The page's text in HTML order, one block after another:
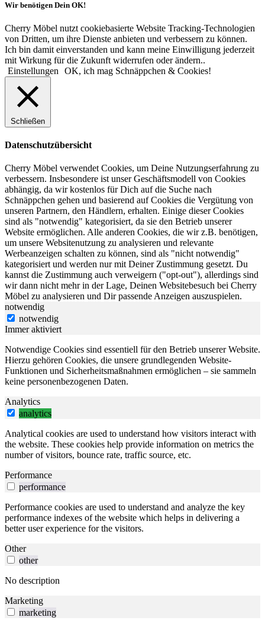
Wir benötigen Dein OK!
Cherry Möbel nutzt cookiebasierte Website Tracking-Technologien
von Dritten, um ihre Dienste anbieten und verbessern zu können.
Ich bin damit einverstanden und kann meine Einwilligung jederzeit
mit Wirkung für die Zukunft widerrufen oder ändern..
Einstellungen
OK, ich mag Schnäppchen & Cookies!
Schließen
Datenschutzübersicht
Cherry Möbel verwendet Cookies, um Deine Nutzungserfahrung zu
verbessern. Insbesondere ist unser Geschäftsmodell von Cookies
abhängig, da wir kostenlos für Dich auf die Suche nach
Schnäppchen gehen und basierend auf Cookies die Vergütung von
unseren Partnern, den Händlern, erhalten. Einige dieser Cookies
sind als "notwendig" kategorisiert, da sie den Betrieb unserer
Website ermöglichen. Alle anderen Cookies, die wir z.B. benötigen,
um unsere Websitenutzung zu analysieren und relevante
Werbeanzeigen schalten zu können, sind als "nicht notwendig"
kategorisiert und werden nur mit Deiner Zustimmung gesetzt. Du
kannst die Zustimmung auch verweigern ("opt-out"), allerdings sind
wir dann nicht mehr in der Lage, Deinen Websitebesuch bei Cherry
Möbel zu analysieren und Dir passende Anzeigen auszuspielen.
notwendig
notwendig
Immer aktiviert
Notwendige Cookies sind essentiell für den Betrieb unserer Website.
Hierzu gehören Cookies, die unsere grundlegenden Website-
Funktionen und Sicherheitsmaßnahmen ermöglichen – sie sammeln
keine personenbezogenen Daten.
Analytics
analytics
Analytical cookies are used to understand how visitors interact with
the website. These cookies help provide information on metrics the
number of visitors, bounce rate, traffic source, etc.
Performance
performance
Performance cookies are used to understand and analyze the key
performance indexes of the website which helps in delivering a
better user experience for the visitors.
Other
other
No description
Marketing
marketing